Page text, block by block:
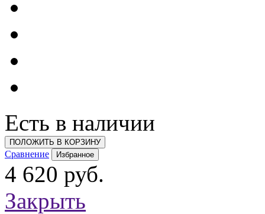
Есть в наличии
ПОЛОЖИТЬ В КОРЗИНУ
Сравнение Избранное
4 620 руб.
Закрыть